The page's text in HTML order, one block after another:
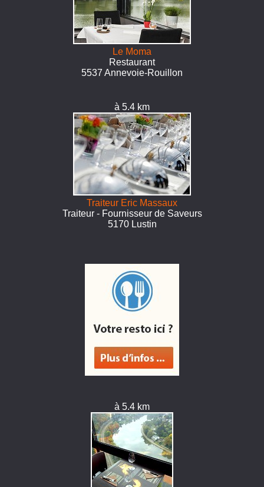
Le Moma
Restaurant
5537 Annevoie-Rouillon
à 5.4 km
Traiteur Eric Massaux
Traiteur - Fournisseur de Saveurs
5170 Lustin
à 5.4 km